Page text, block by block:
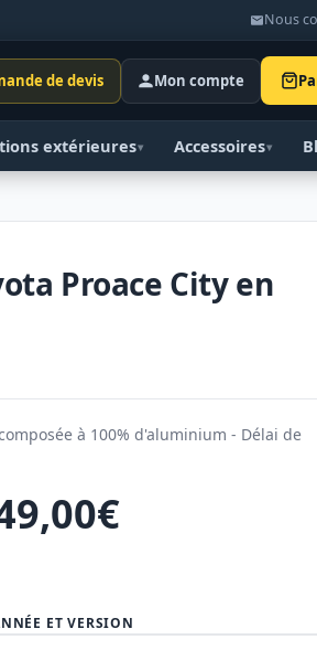
Nous
de devis Mon compte
extérieures▾ Accessoires▾
Proace City en
à 100% d'aluminium - Délai de
€
ET VERSION